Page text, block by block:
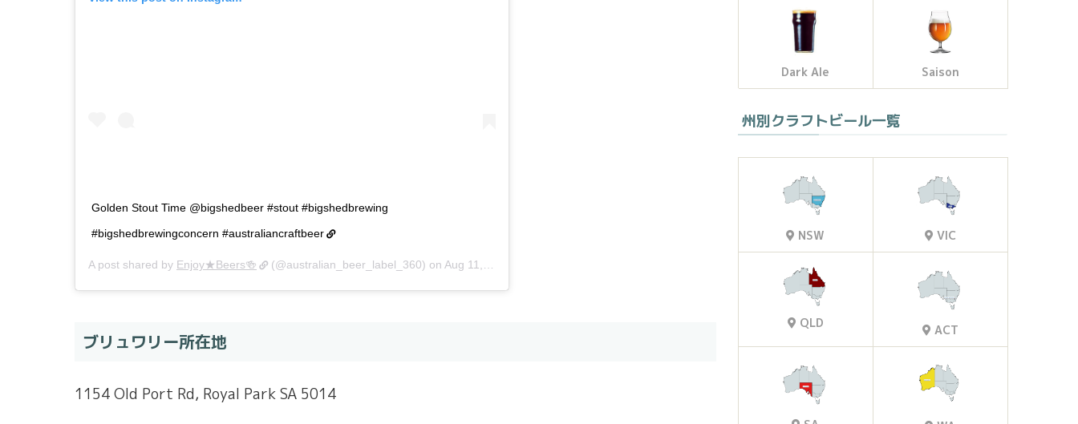
Golden Stout Time @bigshedbeer #stout #bigshedbrewing
#bigshedbrewingconcern #australiancraftbeer
A post shared by Enjoy★Beers🍻 (@australian_beer_label_360) on Aug 11, 2020 at 11:33am PDT
ブリュワリー所在地
1154 Old Port Rd, Royal Park SA 5014
Dark Ale Saison
州別クラフトビール一覧
NSW VIC
QLD ACT